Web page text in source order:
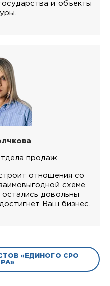
и объекты
продаж
отношения со
схеме.
довольны
Ваш бизнес.
«ЕДИНОГО СРО